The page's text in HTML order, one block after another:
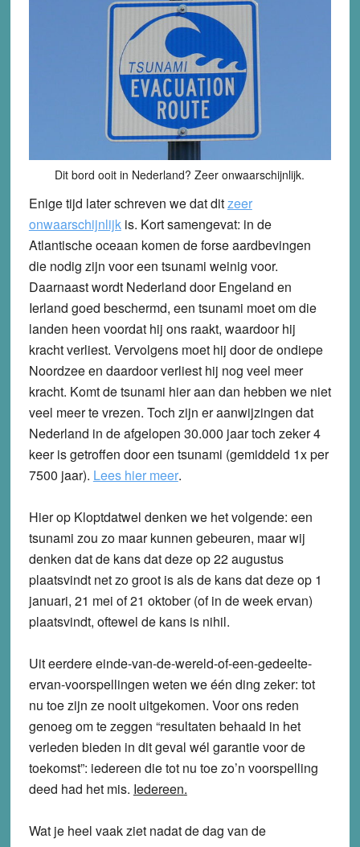
Dit bord ooit in Nederland? Zeer onwaarschijnlijk.
Enige tijd later schreven we dat ditzeer
onwaarschijnlijkis. Kort samengevat: in de
Atlantische oceaan komen de forse aardbevingen
die nodig zijn voor een tsunami weinig voor.
Daarnaast wordt Nederland door Engeland en
Ierland goed beschermd, een tsunami moet om die
landen heen voordat hij ons raakt, waardoor hij
kracht verliest. Vervolgens moet hij door de ondiepe
Noordzee en daardoor verliest hij nog veel meer
kracht. Komt de tsunami hier aan dan hebben we niet
veel meer te vrezen. Toch zijn er aanwijzingen dat
Nederland in de afgelopen 30.000 jaar toch zeker 4
keer is getroffen door een tsunami (gemiddeld 1x per
7500 jaar). Lees hier meer.
Hier op Kloptdatwel denken we het volgende: een
tsunami zou zo maar kunnen gebeuren, maar wij
denken dat de kans dat deze op 22 augustus
plaatsvindt net zo groot is als de kans dat deze op 1
januari, 21 mei of 21 oktober (of in de week ervan)
plaatsvindt, oftewel de kans is nihil.
Uit eerdere einde-van-de-wereld-of-een-gedeelte-
ervan-voorspellingen weten we één ding zeker: tot
nu toe zijn ze nooit uitgekomen. Voor ons reden
genoeg om te zeggen “resultaten behaald in het
verleden bieden in dit geval wél garantie voor de
toekomst”: iedereen die tot nu toe zo’n voorspelling
deed had het mis. Iedereen.
Wat je heel vaak ziet nadat de dag van de